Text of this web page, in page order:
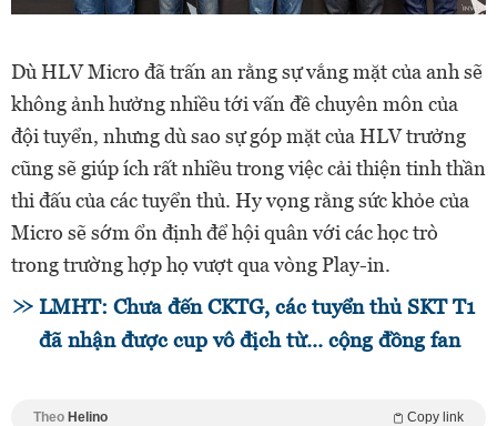
Dù HLV Micro đã trấn an rằng sự vắng mặt của anh sẽ
không ảnh hưởng nhiều tới vấn đề chuyên môn của
đội tuyển, nhưng dù sao sự góp mặt của HLV trưởng
cũng sẽ giúp ích rất nhiều trong việc cải thiện tinh thần
thi đấu của các tuyển thủ. Hy vọng rằng sức khỏe của
Micro sẽ sớm ổn định để hội quân với các học trò
trong trường hợp họ vượt qua vòng Play-in.
LMHT: Chưa đến CKTG, các tuyển thủ SKT T1
đã nhận được cup vô địch từ... cộng đồng fan
Theo Helino Copy link